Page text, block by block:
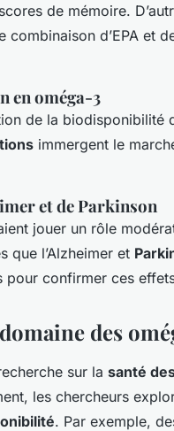
de mémoire.
combinaison d’EPA et
en oméga-3
de la biodisponibilité
immergent le
et de Parkinson
jouer un rôle
que l’Alzheimer et
pour confirmer ces
des
sur la santé
les chercheurs
. Par exemple,